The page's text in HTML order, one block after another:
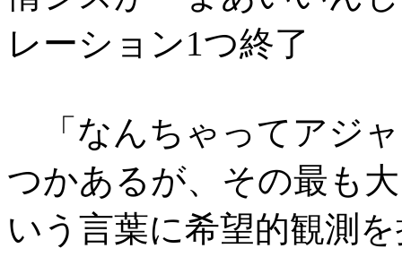
レーション1つ終了
「なんちゃってアジ
つかあるが、その最も
いう言葉に希望的観測